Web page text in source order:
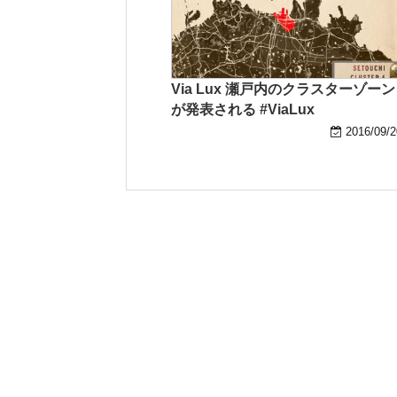
Via Lux 瀬戸内のクラスターゾーン
が発表される #ViaLux
2016/09/